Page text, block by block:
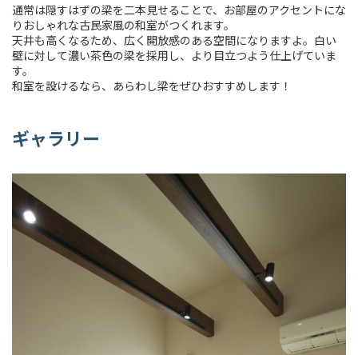
通常は隠すはずの梁を二本見せることで、お部屋のアクセントにな
りおしゃれな古民家風の和室がつくれます。
天井も高くなるため、広く開放感のある空間になりますよ。白い
壁に対して濃い茶色の梁を採用し、より目立つよう仕上げていま
す。
和室を設けるなら、あらわし梁をぜひおすすめします！
ギャラリー